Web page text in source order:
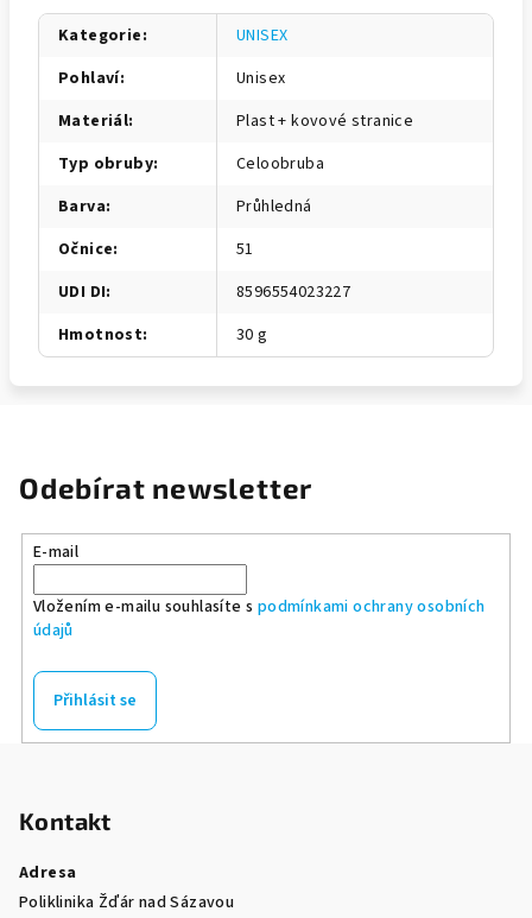
Kategorie:
UNISEX
Pohlaví:
Unisex
Materiál:
Plast + kovové stranice
Typ obruby:
Celoobruba
Barva:
Průhledná
Očnice:
51
UDI DI:
8596554023227
Hmotnost: 30 g
Odebírat newsletter
E-mail
Vložením e-mailu souhlasíte s podmínkami ochrany osobních
údajů
Přihlásit se
Kontakt
Adresa
Poliklinika Žďár nad Sázavou